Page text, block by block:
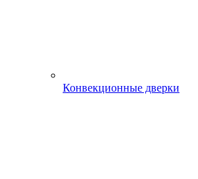
Конвекционные дверки